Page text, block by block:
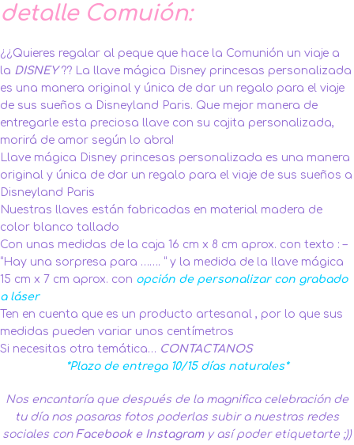
detalle Comuión:
¿¿Quieres regalar al peque que hace la Comunión un viaje a
la DISNEY?? La llave mágica Disney princesas personalizada
es una manera original y única de dar un regalo para el viaje
de sus sueños a Disneyland Paris. Que mejor manera de
entregarle esta preciosa llave con su cajita personalizada,
morirá de amor según lo abra!
Llave mágica Disney princesas personalizada es una manera
original y única de dar un regalo para el viaje de sus sueños a
Disneyland Paris
Nuestras llaves están fabricadas en material madera de
color blanco tallado
Con unas medidas de la caja 16 cm x 8 cm aprox. con texto : –
“Hay una sorpresa para ……. “ y la medida de la llave mágica
15 cm x 7 cm aprox. con opción de personalizar con grabado
a láser
Ten en cuenta que es un producto artesanal , por lo que sus
medidas pueden variar unos centímetros
Si necesitas otra temática… CONTACTANOS
*Plazo de entrega 10/15 días naturales*
Nos encantaría que después de la magnifica celebración de
tu día nos pasaras fotos poderlas subir a nuestras redes
sociales con Facebooke Instagram y así poder etiquetarte ;))